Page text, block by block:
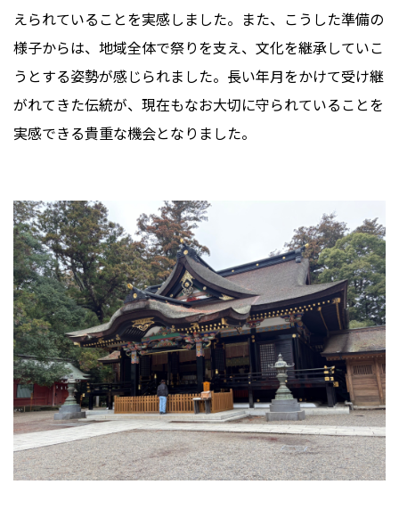
えられていることを実感しました。また、こうした準備の
様子からは、地域全体で祭りを支え、文化を継承していこ
うとする姿勢が感じられました。長い年月をかけて受け継
がれてきた伝統が、現在もなお大切に守られていることを
実感できる貴重な機会となりました。